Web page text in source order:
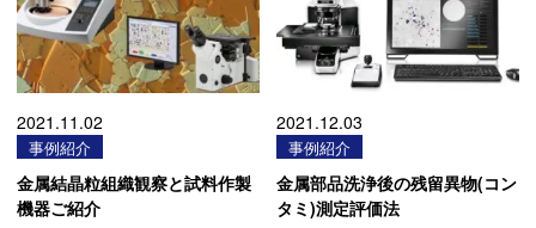
2021.11.02
事例紹介
金属結晶粒組織観察と試料作製
機器ご紹介
2021.12.03
事例紹介
金属部品洗浄後の残留異物(コン
タミ)測定評価法